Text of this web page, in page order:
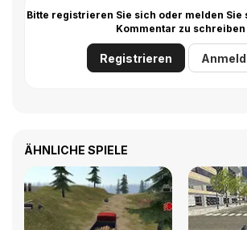
Bitte registrieren Sie sich oder melden Sie
Kommentar zu schreiben
Registrieren
ÄHNLICHE SPIELE